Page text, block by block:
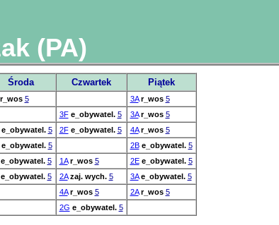
(PA)
Środa Czwartek Piątek
r_wos 5 3A r_wos 5
3F e_obywatel. 5 3A r_wos 5
e_obywatel. 5 2F e_obywatel. 5 4A r_wos 5
e_obywatel. 5 2B e_obywatel. 5
e_obywatel. 5 1A r_wos 5 2E e_obywatel. 5
e_obywatel. 5 2A zaj. wych. 5 3A e_obywatel. 5
4A r_wos 5 2A r_wos 5
2G e_obywatel. 5